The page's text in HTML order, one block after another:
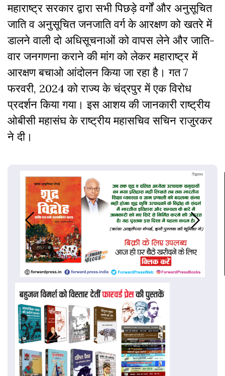
महाराष्ट्र सरकार द्वारा सभी पिछड़े वर्गों और अनुसूचित
जाति व अनुसूचित जनजाति वर्ग के आरक्षण को खतरे में
डालने वाली दो अधिसूचनाओं को वापस लेने और जाति-
वार जनगणना कराने की मांग को लेकर महाराष्ट्र में
आरक्षण बचाओ आंदोलन किया जा रहा है। गत 7
फरवरी, 2024 को राज्य के चंद्रपुर में एक विरोध
प्रदर्शन किया गया। इस आशय की जानकारी राष्ट्रीय
ओबीसी महासंघ के राष्ट्रीय महासचिव सचिन राजुरकर
ने दी।